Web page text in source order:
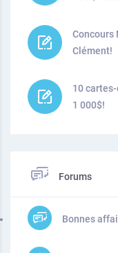
Concours
Clément!
10
1 000$!
Forums
Bonnes